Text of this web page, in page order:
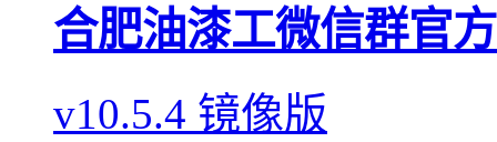
合肥油漆工微信群官
v10.5.4 镜像版